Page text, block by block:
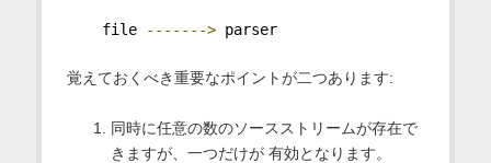
file -------> parser
覚えておくべき重要なポイントが二つあります:
同時に任意の数のソースストリームが存在で
きますが、一つだけが 有効となります。